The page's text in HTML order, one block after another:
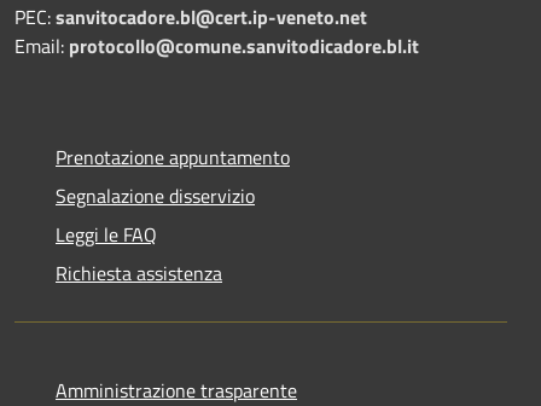
PEC:sanvitocadore.bl@cert.ip-veneto.net
Email: protocollo@comune.sanvitodicadore.bl.it
Prenotazione appuntamento
Segnalazione disservizio
Leggi le FAQ
Richiesta assistenza
Amministrazione trasparente